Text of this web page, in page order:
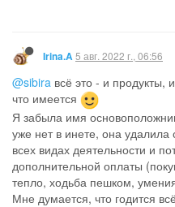
Irina.A5 авг. 2022 г., 06:56
@sibira всё это - и продукты,
что имеется
Я забыла имя
уже нет в инете, она
всех видах деятельности и
дополнительной оплаты
тепло, ходьба пешком,
Мне думается, что годится